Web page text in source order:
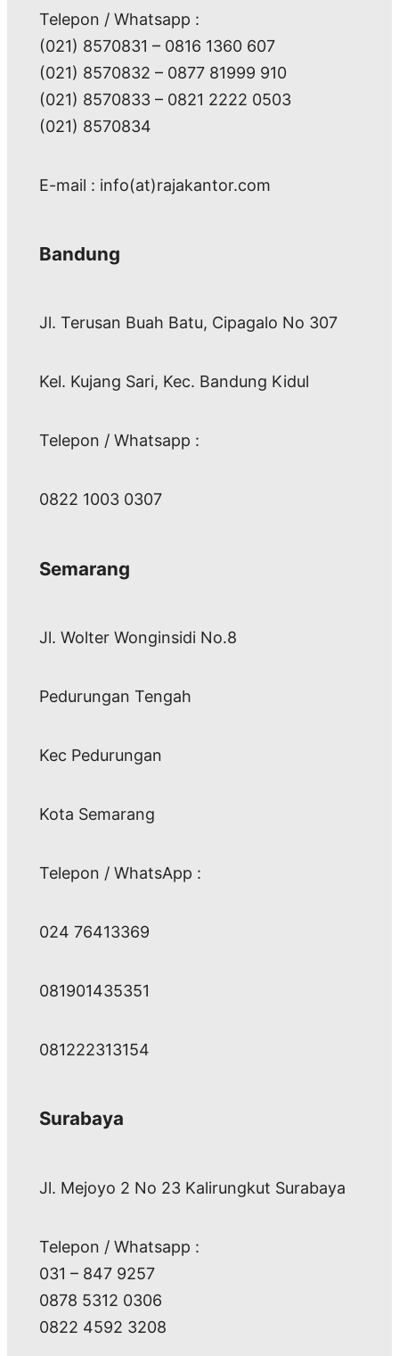
Telepon / Whatsapp :
(021) 8570831 – 0816 1360 607
(021) 8570832 – 0877 81999 910
(021) 8570833 – 0821 2222 0503
(021) 8570834
E-mail : info(at)rajakantor.com
Bandung
Jl. Terusan Buah Batu, Cipagalo No 307
Kel. Kujang Sari, Kec. Bandung Kidul
Telepon / Whatsapp :
0822 1003 0307
Semarang
Jl. Wolter Wonginsidi No.8
Pedurungan Tengah
Kec Pedurungan
Kota Semarang
Telepon / WhatsApp :
024 76413369
081901435351
081222313154
Surabaya
Jl. Mejoyo 2 No 23 Kalirungkut Surabaya
Telepon / Whatsapp :
031 – 847 9257
0878 5312 0306
0822 4592 3208